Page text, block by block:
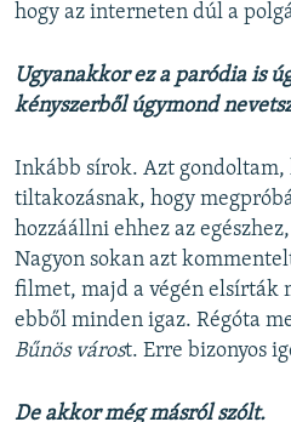
hogy az interneten dúl a
Ugyanakkor ez a paródia is
kényszerből úgymond
Inkább sírok. Azt gondoltam,
tiltakozásnak, hogy
hozzáállni ehhez az
Nagyon sokan azt
filmet, majd a végén elsírták
ebből minden igaz. Régóta
Bűnös várost. Erre bizonyos
De akkor még másról szólt.